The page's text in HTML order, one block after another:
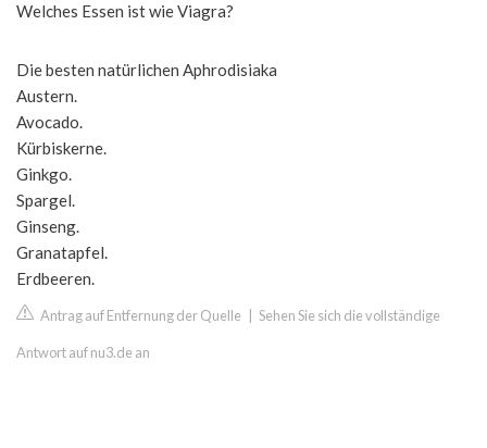
Welches Essen ist wie Viagra?
Die besten natürlichen Aphrodisiaka
Austern.
Avocado.
Kürbiskerne.
Ginkgo.
Spargel.
Ginseng.
Granatapfel.
Erdbeeren.
Antrag auf Entfernung der Quelle Sehen Sie sich die vollständige
Antwort auf nu3.de an